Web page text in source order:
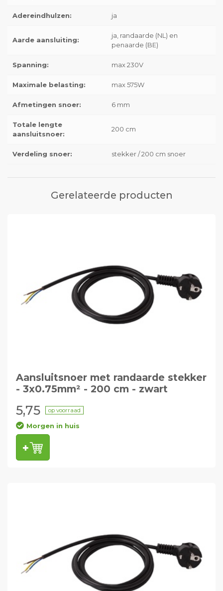
Adereindhulzen: ja
Aarde aansluiting:
ja, randaarde (NL) en
penaarde (BE)
Spanning: max 230V
Maximale belasting: max 575W
Afmetingen snoer: 6 mm
Totale lengte
aansluitsnoer:
200 cm
Verdeling snoer: stekker / 200 cm snoer
Gerelateerde producten
Aansluitsnoer met randaarde stekker
- 3x0.75mm² - 200 cm - zwart
5,75 op voorraad
Morgen in huis